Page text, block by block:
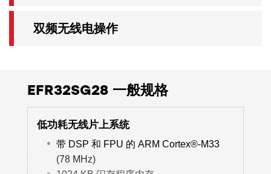
双频无线电操作
EFR32SG28 一般规格
低功耗无线片上系统
带 DSP 和 FPU 的 ARM Cortex®-M33
(78 MHz)